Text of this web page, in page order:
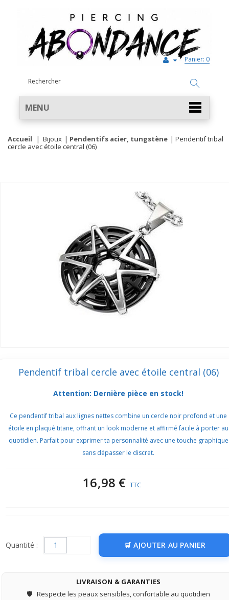
Panier: 0
MENU
Accueil Bijoux Pendentifs acier, tungstène
Pendentif tribal
cercle avec étoile central (06)
Pendentif tribal cercle avec étoile central (06)
Attention: Dernière pièce en stock!
Ce pendentif tribal aux lignes nettes combine un cercle noir profond et une
étoile en plaqué titane, offrant un look moderne et affirmé facile à porter au
quotidien. Parfait pour exprimer ta personnalité avec une touche graphique
sans dépasser le discret.
16,98 € TTC
Quantité : AJOUTER AU PANIER
LIVRAISON & GARANTIES
🛡️ Respecte les peaux sensibles, confortable au quotidien